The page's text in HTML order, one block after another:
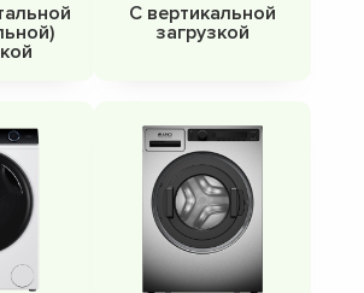
С вертикальной
загрузкой